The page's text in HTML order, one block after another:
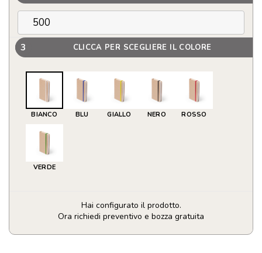
3 CLICCA PER SCEGLIERE IL COLORE
BIANCO BLU GIALLO NERO ROSSO
VERDE
Hai configurato il prodotto.
Ora richiedi preventivo e bozza gratuita
Blocco